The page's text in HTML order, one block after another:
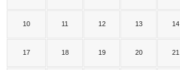
10 11 12 13 14
17 18 19 20 21